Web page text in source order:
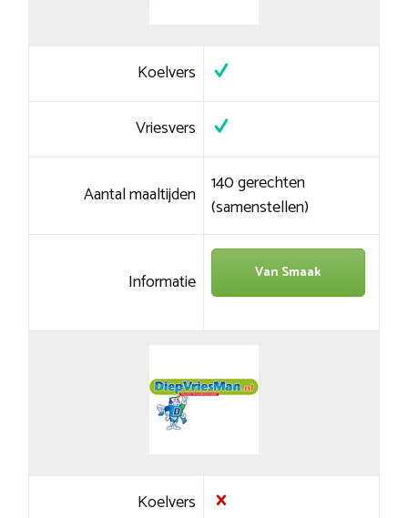
Koelvers
Vriesvers
Aantal maaltijden 140 gerechten
(samenstellen)
Informatie Van Smaak
Koelvers